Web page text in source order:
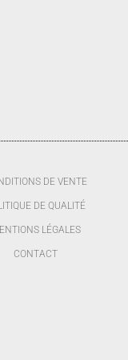
DE VENTE
DE QUALITÉ
LÉGALES
CONTACT